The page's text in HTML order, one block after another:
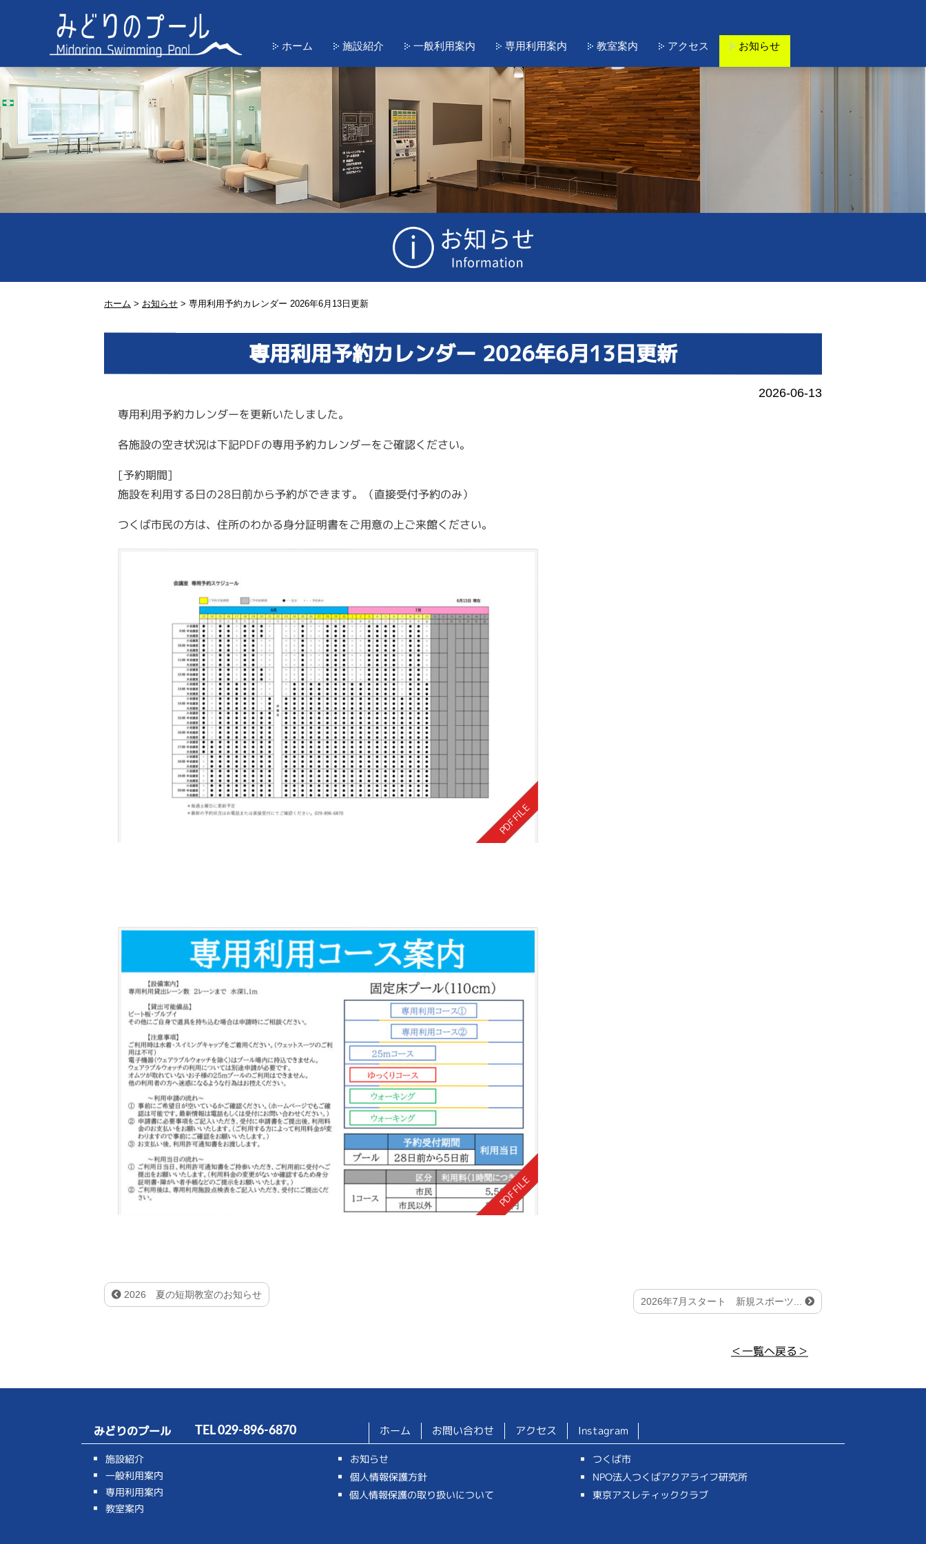
ホーム 施設紹介 一般利用案内 専用利用案内 教室案内 アクセス お知らせ
ホーム > お知らせ > 専用利用予約カレンダー 2026年6月13日更新
専用利用予約カレンダー 2026年6月13日更新
2026-06-13
専用利用予約カレンダーを更新いたしました。
各施設の空き状況は下記PDFの専用予約カレンダーをご確認ください。
[予約期間]
施設を利用する日の28日前から予約ができます。（直接受付予約のみ）
つくば市民の方は、住所のわかる身分証明書をご用意の上ご来館ください。
2026 夏の短期教室のお知らせ
2026年7月スタート 新規スポーツ...
＜一覧へ戻る＞
みどりのプール TEL029-896-6870 ホーム お問い合わせ アクセス Instagram
施設紹介
一般利用案内
専用利用案内
教室案内
お知らせ
個人情報保護方針
個人情報保護の取り扱いについて
つくば市
NPO法人つくばアクアライフ研究所
東京アスレティッククラブ